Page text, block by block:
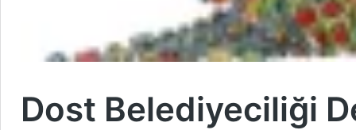
Dost Belediyeciliği